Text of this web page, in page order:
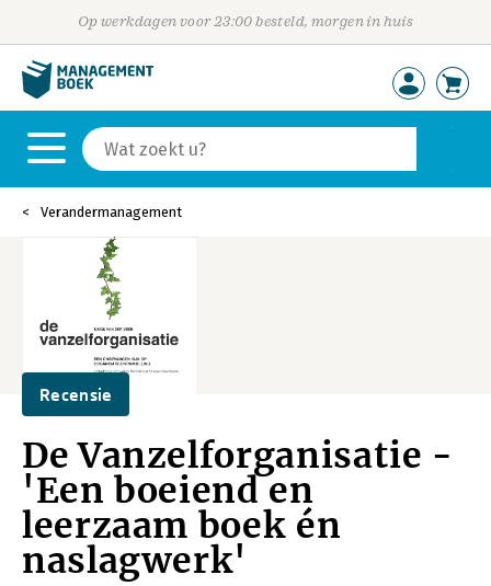
Op werkdagen voor 23:00 besteld, morgen in huis
Verandermanagement
Recensie
De Vanzelforganisatie -
'Een boeiend en
leerzaam boek én
naslagwerk'